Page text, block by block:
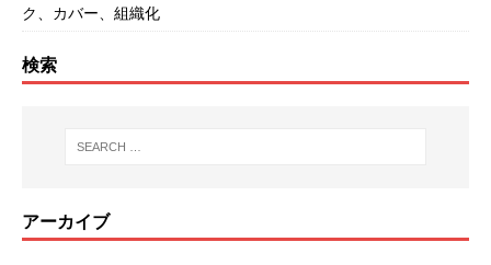
ク、カバー、組織化
検索
アーカイブ